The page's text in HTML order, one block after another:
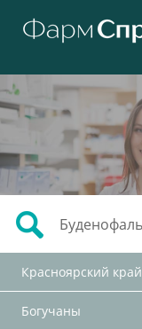
Красноярский край
Богучаны